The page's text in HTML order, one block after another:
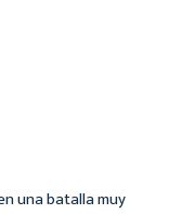
una batalla muy